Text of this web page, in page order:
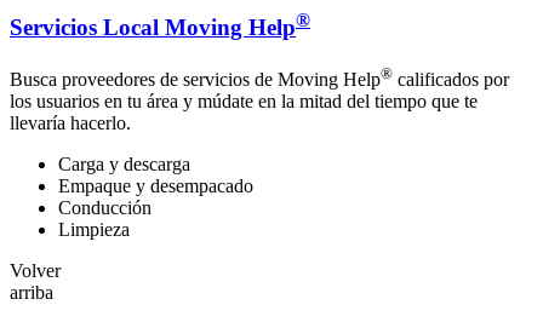
Servicios Local Moving Help®
Busca proveedores de servicios de Moving Help® calificados por
los usuarios en tu área y múdate en la mitad del tiempo que te
llevaría hacerlo.
Carga y descarga
Empaque y desempacado
Conducción
Limpieza
Volver
arriba